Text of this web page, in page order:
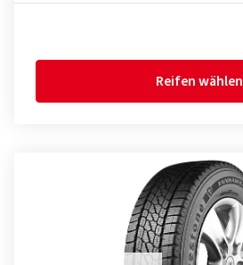
Reifen wählen